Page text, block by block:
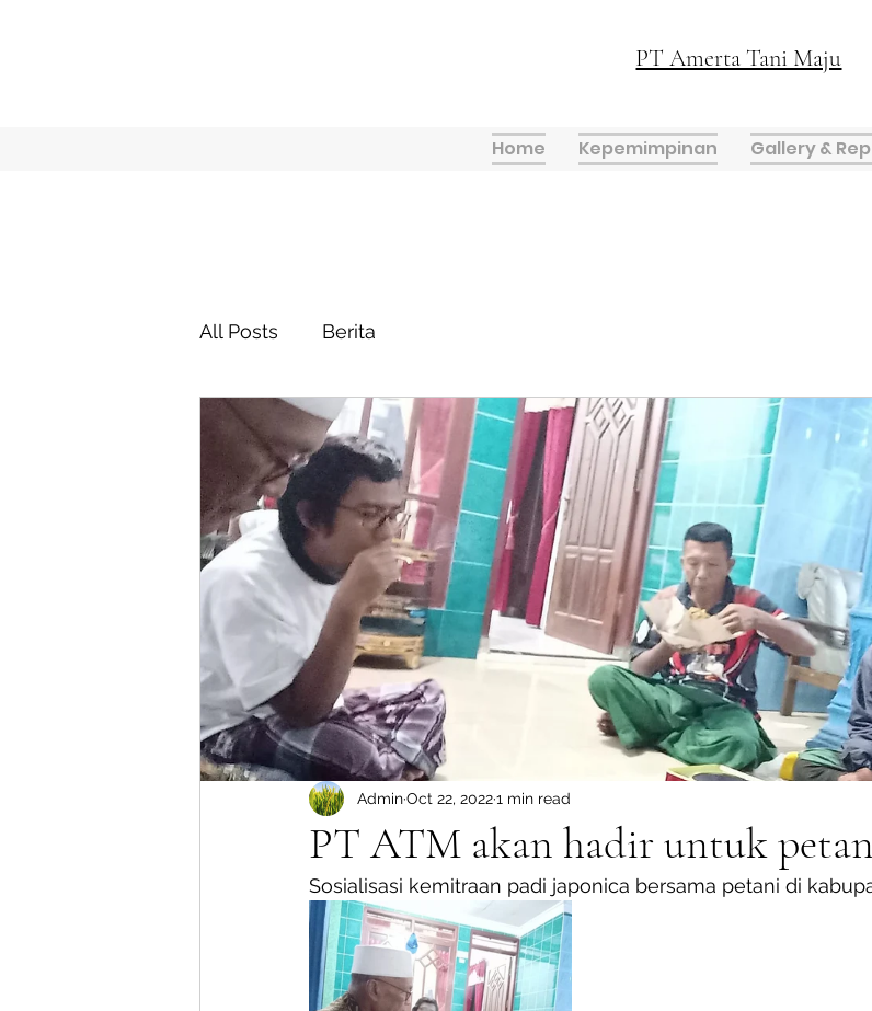
PT Amerta Tani Maju
Home Kepemimpinan Gallery &
All Posts Berita
PT ATM akan hadir untuk
AdminOct 22, 20221 min read
Sosialisasi kemitraan padi japonica bersama petani di